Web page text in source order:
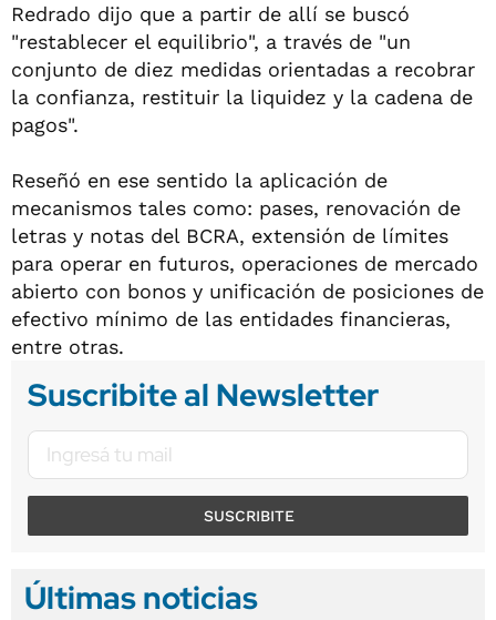
Redrado dijo que a partir de allí se buscó
"restablecer el equilibrio", a través de "un
conjunto de diez medidas orientadas a recobrar
la confianza, restituir la liquidez y la cadena de
pagos".
Reseñó en ese sentido la aplicación de
mecanismos tales como: pases, renovación de
letras y notas del BCRA, extensión de límites
para operar en futuros, operaciones de mercado
abierto con bonos y unificación de posiciones de
efectivo mínimo de las entidades financieras,
entre otras.
Suscribite al Newsletter
SUSCRIBITE
Últimas noticias